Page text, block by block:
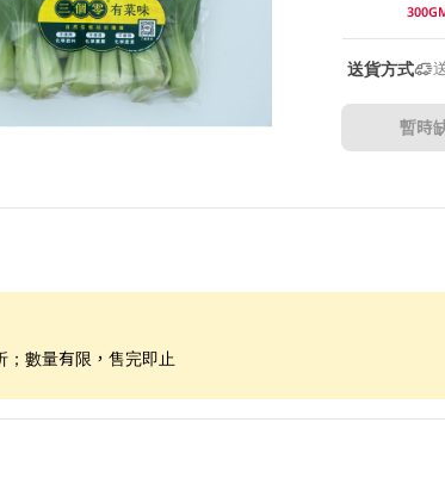
送貨方式
暫時
數量有限，售完即止